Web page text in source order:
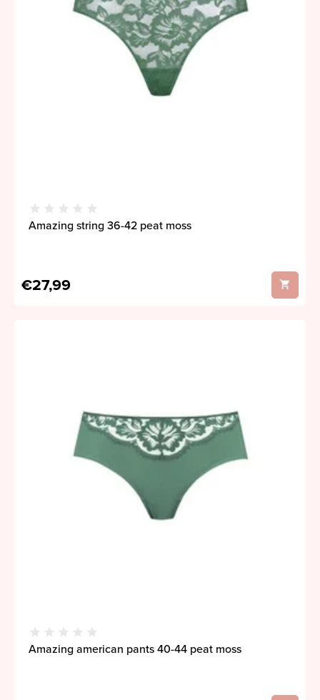
Amazing string 36-42 peat moss
€27,99
Amazing american pants 40-44 peat moss